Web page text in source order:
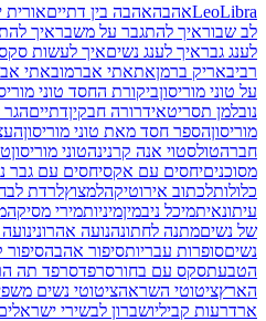
LeoLibra אהבהאהבה בין דתייםאורית
לב שבוראיך להתגבר על משבראיך
לענג גבראיך לענג נשיםאיך לעשות
רביבאריק ברמןאתאתי אברמובאתי
על טוני מוריסוןביקורת החסד טוני
נובלמן תסריטאידרורה חבקיןדתייםהגר
מוריסוןהספר חסד מאת טוני מוריסון
חברהטולסטוי אנה קרנינהטוני מוריסון
מסוכניםיחסים עם אקסיחסים עם גבר
כלולותלכתוב אירוטיקהלמצוץלרדת
עיתונאיתמיכל ניבמיןמיניותמירי מסיקה
של נשיםמתנה לחתונהנועה אהרוני
נשיםסופרות עבריותסיפור אהבהסיפור
הטבעתסקס עם בחורסרפדסרפד תה
הארץציטוטי השראהציטוטי נשים
ארדרעות קביליושברון לבשירי